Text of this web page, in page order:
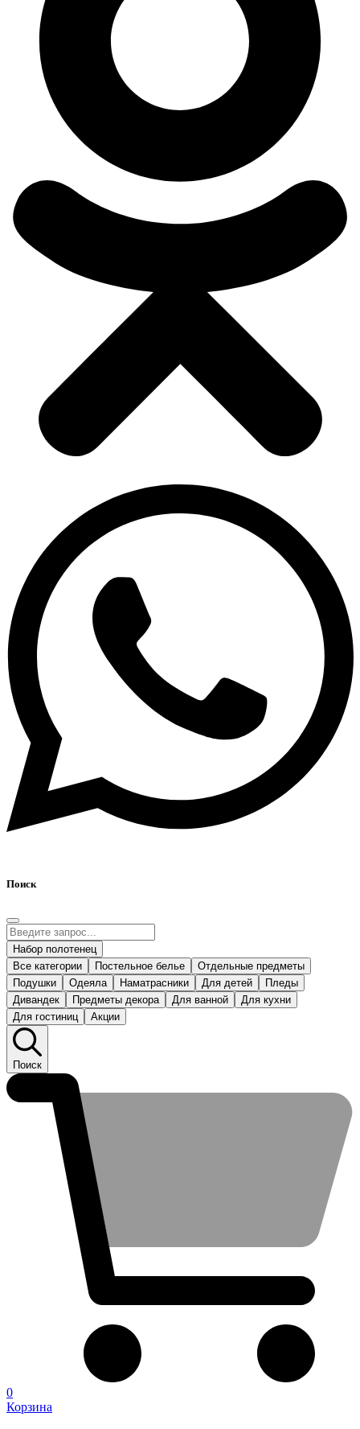
Поиск
Набор полотенец
Все категории
Постельное белье
Отдельные предметы
Подушки
Одеяла Наматрасники Для детей
Пледы
Дивандек
Предметы декора Для ванной
Для кухни
Для гостиниц
Акции
Поиск
0
Корзина